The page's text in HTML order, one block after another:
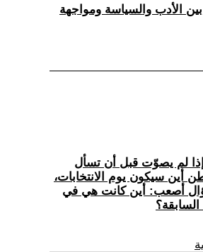
بين الأدب والسياسة ومواجهة
إذا لم يصوّت قبل أن تسأل
أين سيكون يوم الانتخابات،
أصعب: أين كانت هي في
السابقة؟